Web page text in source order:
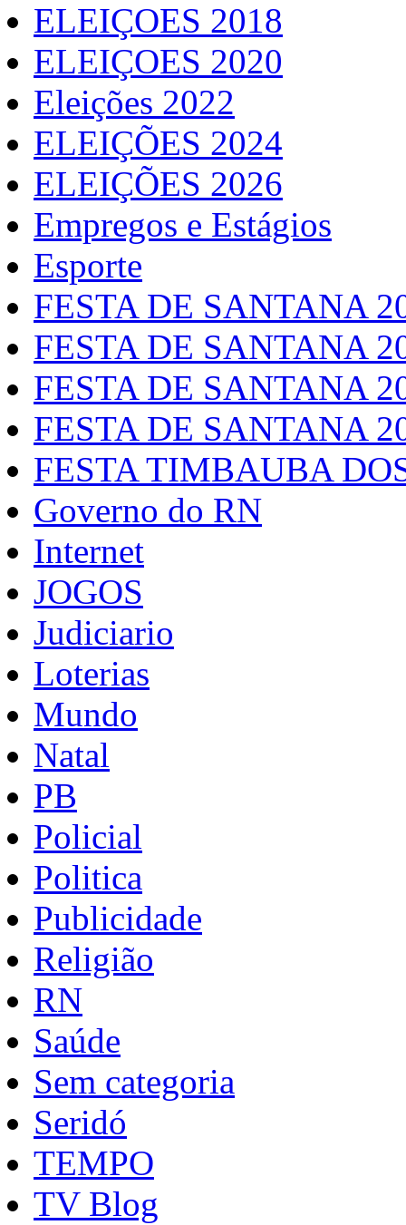
ELEIÇOES 2018
ELEIÇOES 2020
Eleições 2022
ELEIÇÕES 2024
ELEIÇÕES 2026
Empregos e Estágios
Esporte
FESTA DE SANTANA
FESTA DE SANTANA
FESTA DE SANTANA
FESTA DE SANTANA
FESTA TIMBAUBA
Governo do RN
Internet
JOGOS
Judiciario
Loterias
Mundo
Natal
PB
Policial
Politica
Publicidade
Religião
RN
Saúde
Sem categoria
Seridó
TEMPO
TV Blog